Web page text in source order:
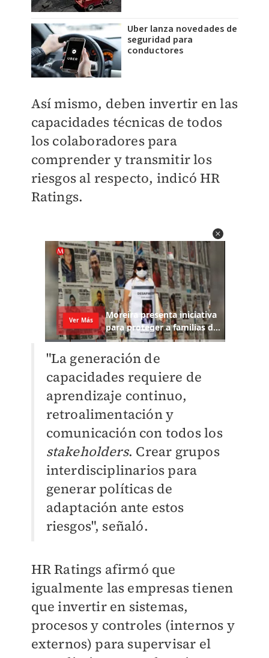
Uber lanza novedades de
seguridad para
conductores
Así mismo, deben invertir en las
capacidades técnicas de todos
los colaboradores para
comprender y transmitir los
riesgos al respecto, indicó HR
Ratings.
"La generación de
capacidades requiere de
aprendizaje continuo,
retroalimentación y
comunicación con todos los
stakeholders. Crear grupos
interdisciplinarios para
generar políticas de
adaptación ante estos
riesgos", señaló.
HR Ratings afirmó que
igualmente las empresas tienen
que invertir en sistemas,
procesos y controles (internos y
externos) para supervisar el